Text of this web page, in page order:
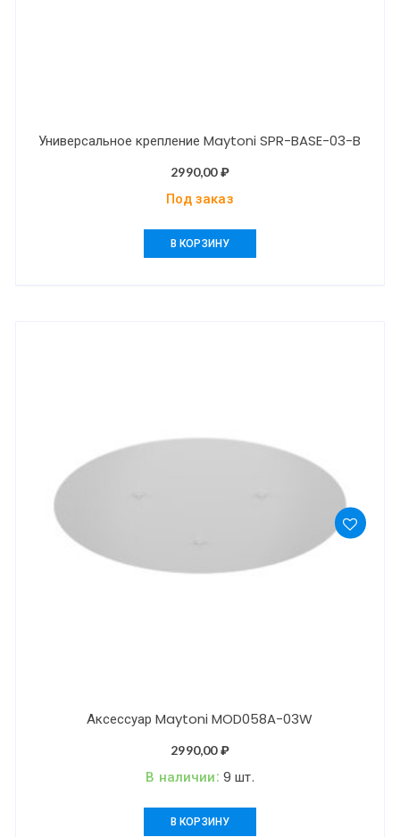
Универсальное крепление Maytoni SPR-BASE-03-B
2990,00₽
Под заказ
В КОРЗИНУ
Аксессуар Maytoni MOD058A-03W
2990,00₽
В наличии: 9 шт.
В КОРЗИНУ